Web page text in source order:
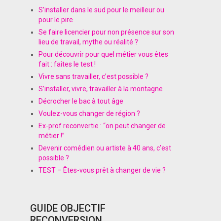
S’installer dans le sud pour le meilleur ou
pour le pire
Se faire licencier pour non présence sur son
lieu de travail, mythe ou réalité ?
Pour découvrir pour quel métier vous êtes
fait : faites le test !
Vivre sans travailler, c’est possible ?
S’installer, vivre, travailler à la montagne
Décrocher le bac à tout âge
Voulez-vous changer de région ?
Ex-prof reconvertie : “on peut changer de
métier !”
Devenir comédien ou artiste à 40 ans, c’est
possible ?
TEST – Êtes-vous prêt à changer de vie ?
GUIDE OBJECTIF